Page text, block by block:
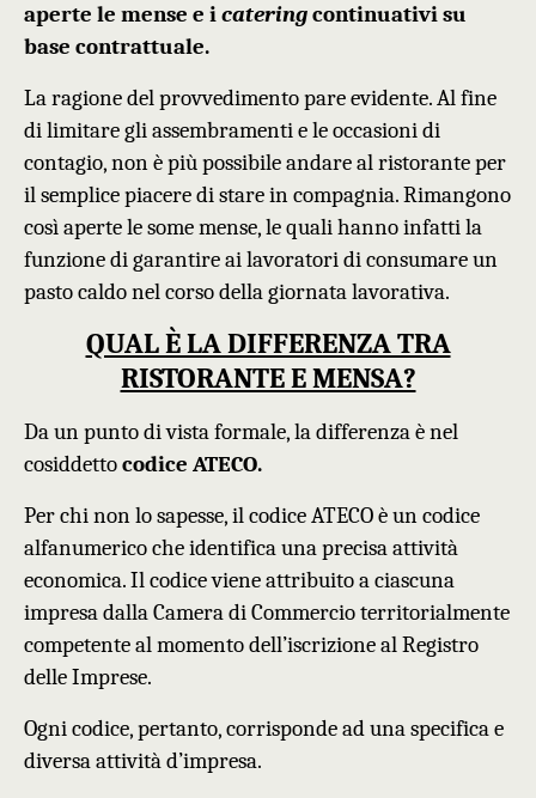
aperte le mense e icateringcontinuativi su
base contrattuale.
La ragione del provvedimento pare evidente. Al fine
di limitare gli assembramenti e le occasioni di
contagio, non è più possibile andare al ristorante per
il semplice piacere di stare in compagnia. Rimangono
così aperte le some mense, le quali hanno infatti la
funzione di garantire ai lavoratori di consumare un
pasto caldo nel corso della giornata lavorativa.
QUAL È LA DIFFERENZA TRA
RISTORANTE E MENSA?
Da un punto di vista formale, la differenza è nel
cosiddettocodice ATECO.
Per chi non lo sapesse, il codice ATECO è un codice
alfanumerico che identifica una precisa attività
economica. Il codice viene attribuito a ciascuna
impresa dalla Camera di Commercio territorialmente
competente al momento dell’iscrizione al Registro
delle Imprese.
Ogni codice, pertanto, corrisponde ad una specifica e
diversa attività d’impresa.